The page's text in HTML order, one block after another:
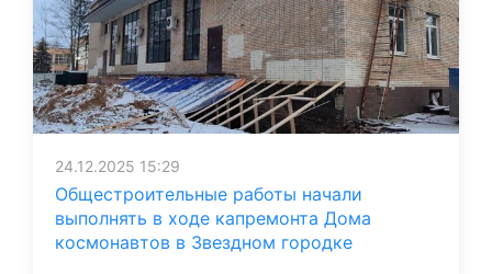
24.12.2025 15:29
Общестроительные работы начали
выполнять в ходе капремонта Дома
космонавтов в Звездном городке